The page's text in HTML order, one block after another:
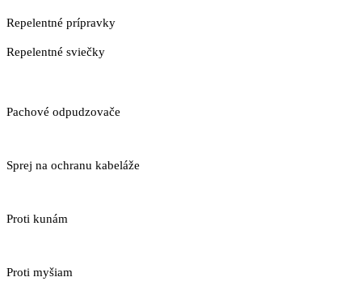
Repelentné prípravky
Repelentné sviečky
Pachové odpudzovače
Sprej na ochranu kabeláže
Proti kunám
Proti myšiam